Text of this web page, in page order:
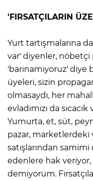
'FIRSATÇILARIN
Yurt tartışmalarına
var' diyenler, nöbetçi
'barınamıyoruz'
üyeleri, sizin
olmasaydı, her
evladımızı da
Yumurta, et, süt,
pazar, marketlerdeki
satışlarından samimi
edenlere hak
demiyorum.